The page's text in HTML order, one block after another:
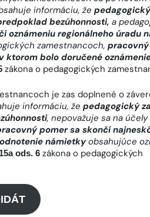
informáciu, že pedagogický
bezúhonnosti, a
oznámeniu regionálneho úradu
zamestnancoch,
bolo doručené
zákona o pedagogických
je zas doplnené o
informáciu, že pedagogický
, nepovažuje sa na
pomer sa skončí
námietkyobsahujúce
ods. 6 zákona o pedagogických